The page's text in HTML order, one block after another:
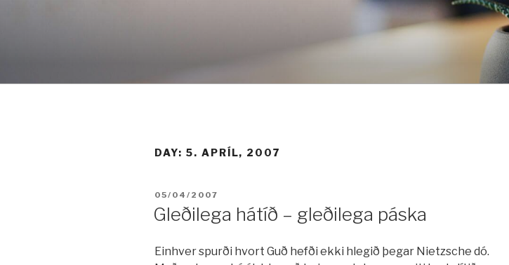
DAY: 5. APRÍL, 2007
BIRT:
05/04/2007
Gleðilega hátíð – gleðilega páska
Einhver spurði hvort Guð hefði ekki hlegið þegar Nietzsche dó.